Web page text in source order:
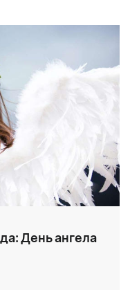
День ангела